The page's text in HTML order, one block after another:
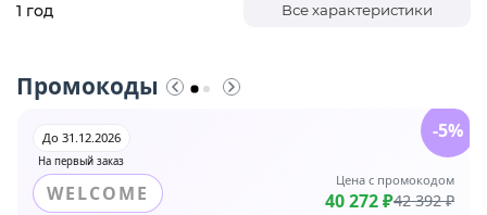
1 год Все характеристики
Промокоды
На первый заказ
До 31.12.2026
WELCOME
Цена с промокодом
40 272 ₽42 392 ₽
-5%